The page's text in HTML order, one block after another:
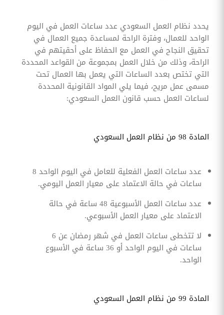
يحدد نظام العمل السعودي عدد ساعات العمل في اليوم
الواحد للعمال، وفترة الراحة لمساعدة جميع العمال في
تحقيق النجاح في العمل مع الحفاظ على أحقيتهم في
الراحة، وذلك من خلال العمل بمجموعة من القواعد المحددة
التي تختص بعدد الساعات التي يعمل بها العمال تحت
مسمى عمل مريح، فيما يلي المواد القانونية المحددة
لساعات العمل حسب قانون العمل السعودي:
المادة 98 من نظام العمل السعودي
عدد ساعات العمل الفعلية للعامل في اليوم الواحد 8
ساعات في حالة الاعتماد على معيار العمل اليومي.
عدد ساعات العمل الأسبوعية 48 ساعة في حالة
الاعتماد على معيار العمل الأسبوعي.
لا تتخطى ساعات العمل في شهر رمضان عن 6
ساعات في اليوم الواحد أو 36 ساعة في الأسبوع
الواحد.
المادة 99 من نظام العمل السعودي